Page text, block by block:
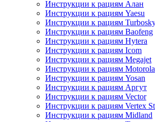
Инструкции к рациям Алан
Инструкции к рациям Yaesu
Инструкции к рациям
Инструкции к рациям Baofeng
Инструкции к рациям Hytera
Инструкции к рациям Icom
Инструкции к рациям Megajet
Инструкции к рациям Motorola
Инструкции к рациям Yosan
Инструкции к рациям Аргут
Инструкции к рациям Vector
Инструкции к рациям Vertex
Инструкции к рациям Midland